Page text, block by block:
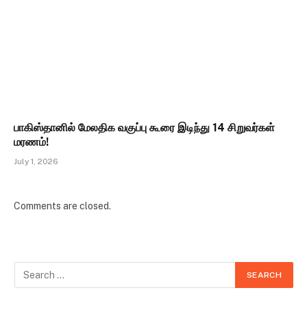
பாகிஸ்தானில் மேலதிக வகுப்பு கூரை இடிந்து 14 சிறுவர்கள்
மரணம்!
July 1, 2026
Comments are closed.